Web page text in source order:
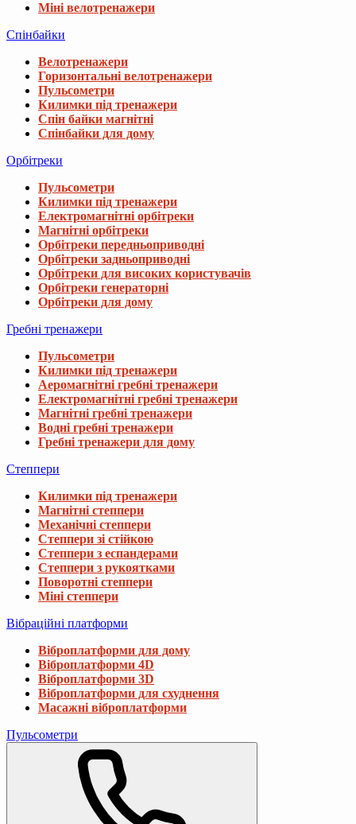
Міні велотренажери
Спінбайки
Велотренажери
Горизонтальні велотренажери
Пульсометри
Килимки під тренажери
Спін байки магнітні
Спінбайки для дому
Орбітреки
Пульсометри
Килимки під тренажери
Електромагнітні орбітреки
Магнітні орбітреки
Орбітреки передньоприводні
Орбітреки задньоприводні
Орбітреки для високих користувачів
Орбітреки генераторні
Орбітреки для дому
Гребні тренажери
Пульсометри
Килимки під тренажери
Аеромагнітні гребні тренажери
Електромагнітні гребні тренажери
Магнітні гребні тренажери
Водні гребні тренажери
Гребні тренажери для дому
Степпери
Килимки під тренажери
Магнітні степпери
Механічні степпери
Степпери зі стійкою
Степпери з еспандерами
Степпери з рукоятками
Поворотні степпери
Міні степпери
Вібраційні платформи
Віброплатформи для дому
Віброплатформи 4D
Віброплатформи 3D
Віброплатформи для схуднення
Масажні віброплатформи
Пульсометри